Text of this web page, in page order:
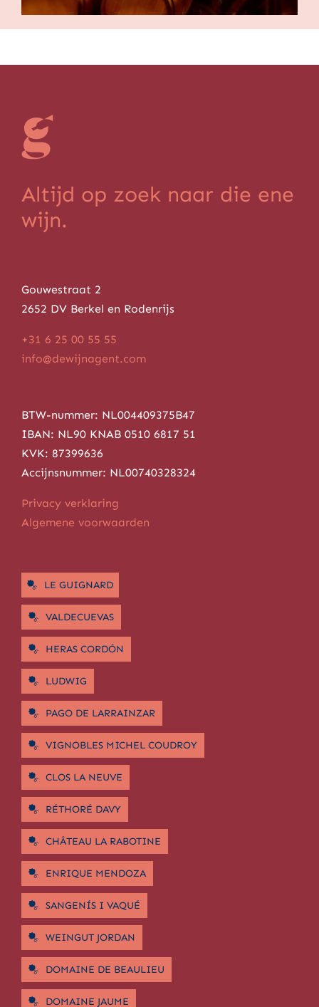
Altijd op zoek naar die ene
wijn.
Gouwestraat 2
2652 DV Berkel en Rodenrijs
+31 6 25 00 55 55
info@dewijnagent.com
BTW-nummer: NL004409375B47
IBAN: NL90 KNAB 0510 6817 51
KVK: 87399636
Accijnsnummer: NL00740328324
Privacy verklaring
Algemene voorwaarden
LE GUIGNARD
VALDECUEVAS
HERAS CORDÓN
LUDWIG
PAGO DE LARRAINZAR
VIGNOBLES MICHEL COUDROY
CLOS LA NEUVE
RÉTHORÉ DAVY
CHÂTEAU LA RABOTINE
ENRIQUE MENDOZA
SANGENÍS I VAQUÉ
WEINGUT JORDAN
DOMAINE DE BEAULIEU
DOMAINE JAUME